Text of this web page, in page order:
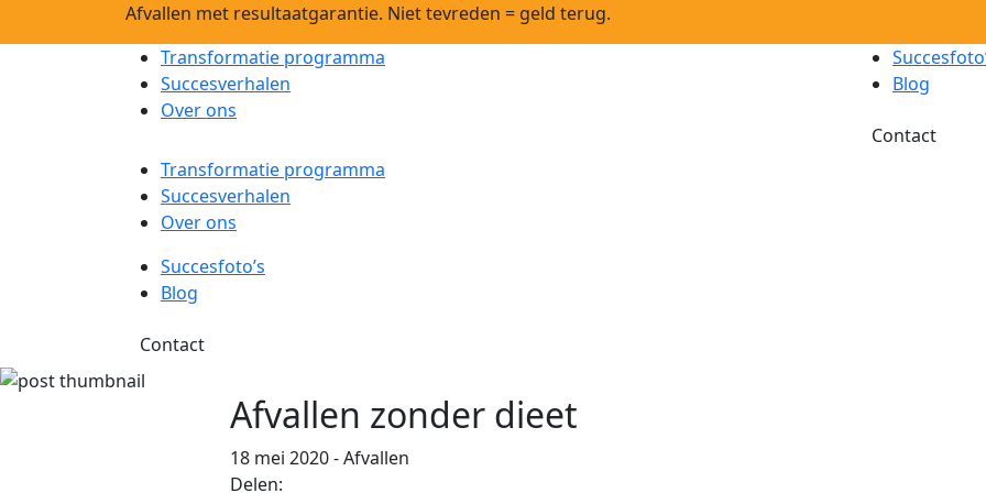
Afvallen met resultaatgarantie. Niet tevreden = geld terug.
Transformatie programma
Succesverhalen
Over ons
Blog
Contact
Transformatie programma
Succesverhalen
Over ons
Succesfoto’s
Blog
Contact
Afvallen zonder dieet
18 mei 2020- Afvallen
Delen: